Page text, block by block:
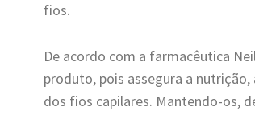
fios.
De acordo com a farmacêutica
produto, pois assegura a
dos fios capilares. Mantendo-os,